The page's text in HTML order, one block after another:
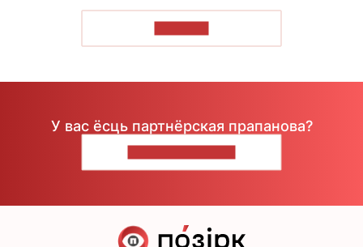
У вас ёсць партнёрская прапанова?